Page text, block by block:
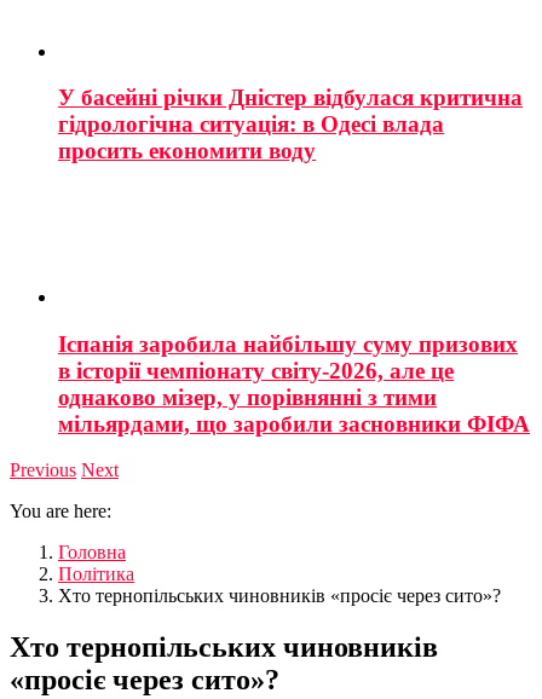
У басейні річки Дністер відбулася критична
гідрологічна ситуація: в Одесі влада
просить економити воду
Іспанія заробила найбільшу суму призових
в історії чемпіонату світу-2026, але це
однаково мізер, у порівнянні з тими
мільярдами, що заробили засновники ФІФА
Previous Next
You are here:
Головна
Політика
Хто тернопільських чиновників «просіє через сито»?
Хто тернопільських чиновників
«просіє через сито»?